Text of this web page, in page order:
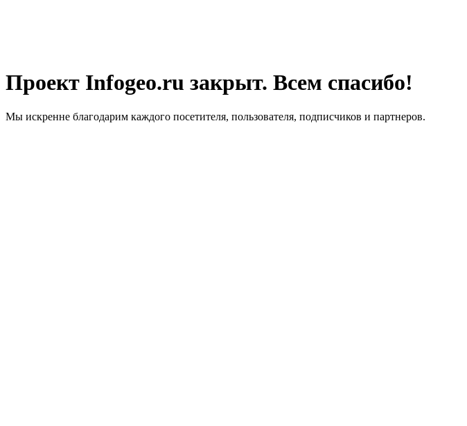
Проект Infogeo.ru закрыт. Всем спасибо!
Мы искренне благодарим каждого посетителя, пользователя, подписчиков и партнеров.